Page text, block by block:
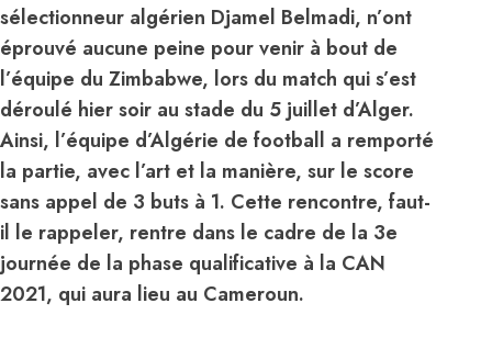
sélectionneur algérien Djamel Belmadi, n’ont
éprouvé aucune peine pour venir à bout de
l’équipe du Zimbabwe, lors du match qui s’est
déroulé hier soir au stade du 5 juillet d’Alger.
Ainsi, l’équipe d’Algérie de football a remporté
la partie, avec l’art et la manière, sur le score
sans appel de 3 buts à 1. Cette rencontre, faut-
il le rappeler, rentre dans le cadre de la 3e
journée de la phase qualificative à la CAN
2021, qui aura lieu au Cameroun.